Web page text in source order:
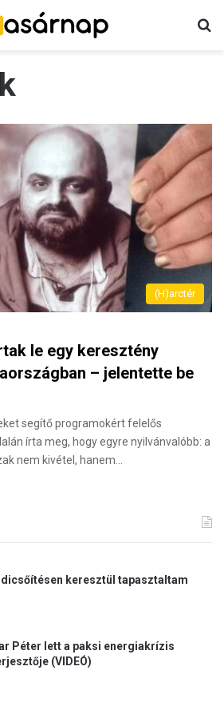
(H)arctér
le egy keresztény
– jelentette be
segítő programokért felelős
írta meg, hogy egyre nyilvánvalóbb: a
nem kivétel, hanem…
dicsőítésen keresztül tapasztaltam
Péter lett a paksi energiakrízis
(VIDEÓ)